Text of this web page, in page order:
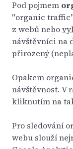
Pod pojmem
"organic
z webů nebo
návštěvníci na
přirozený
Opakem
návštěvnost. V
kliknutím na
Pro sledování
webu slouží